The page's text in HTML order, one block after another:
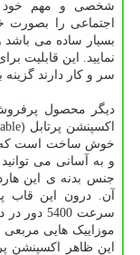
شخصی و مهم خود
اجتماعی را بصورت
بسیار ساده می باشد
نمایید. این قابلیت
سر و کار دارند
دیگر محصول
خوش ساخت است که
و به آسانی می
جنس بدنه ی این هارد
سرعت
موزاییک هایی
این ظاهر اکسپنشن